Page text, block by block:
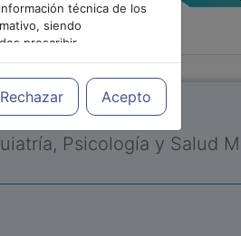
técnica de los
siendo
prescribir
el tratamiento más
Rechazar Acepto
Psicología y Salud